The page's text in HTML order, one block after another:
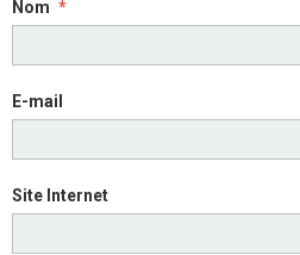
Nom
E-mail
Site Internet